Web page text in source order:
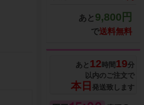
あと 9,800円
で送料無料
あと 12 時間 19分
以内のご注文で
本日 発送致します